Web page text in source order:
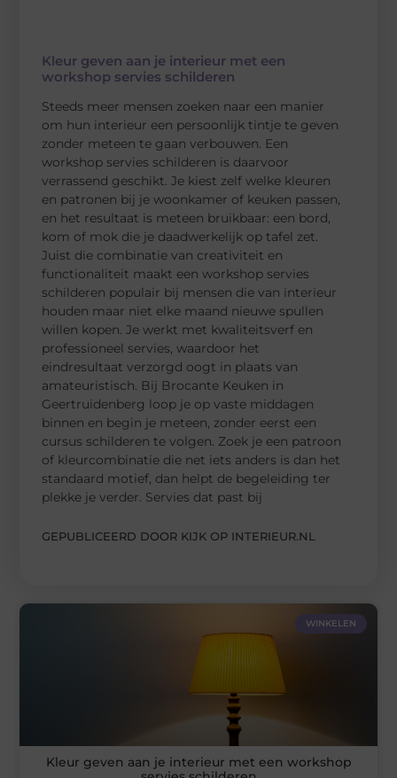
Kleur geven aan je interieur met een
workshop servies schilderen
Steeds meer mensen zoeken naar een manier
om hun interieur een persoonlijk tintje te geven
zonder meteen te gaan verbouwen. Een
workshop servies schilderen is daarvoor
verrassend geschikt. Je kiest zelf welke kleuren
en patronen bij je woonkamer of keuken passen,
en het resultaat is meteen bruikbaar: een bord,
kom of mok die je daadwerkelijk op tafel zet.
Juist die combinatie van creativiteit en
functionaliteit maakt een workshop servies
schilderen populair bij mensen die van interieur
houden maar niet elke maand nieuwe spullen
willen kopen. Je werkt met kwaliteitsverf en
professioneel servies, waardoor het
eindresultaat verzorgd oogt in plaats van
amateuristisch. Bij Brocante Keuken in
Geertruidenberg loop je op vaste middagen
binnen en begin je meteen, zonder eerst een
cursus schilderen te volgen. Zoek je een patroon
of kleurcombinatie die net iets anders is dan het
standaard motief, dan helpt de begeleiding ter
plekke je verder. Servies dat past bij
GEPUBLICEERD DOOR KIJK OP INTERIEUR.NL
WINKELEN
Kleur geven aan je interieur met een workshop